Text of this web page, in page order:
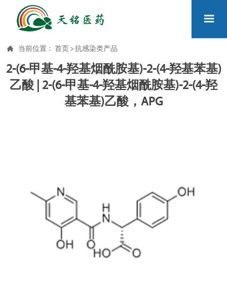

 当前位置： 首页 >抗感染类产品
2-(6-甲基-4-羟基烟酰胺基)-2-(4-羟基苯基)
乙酸 | 2-(6-甲基-4-羟基烟酰胺基)-2-(4-羟
基苯基)乙酸，APG